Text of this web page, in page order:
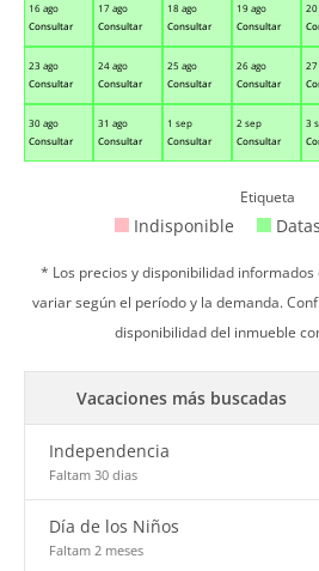
16 ago
Consultar
17 ago
Consultar
18 ago
Consultar
19 ago
Consultar
20
23 ago
Consultar
24 ago
Consultar
25 ago
Consultar
26 ago
Consultar
27
30 ago
Consultar
31 ago
Consultar
1 sep
Consultar
2 sep
Consultar
3
Etiqueta
Indisponible
* Los precios y disponibilidad
variar según el período y la demanda.
disponibilidad del inmueble
Vacaciones más buscadas
Independencia
Faltam 30 dias
Día de los Niños
Faltam 2 meses